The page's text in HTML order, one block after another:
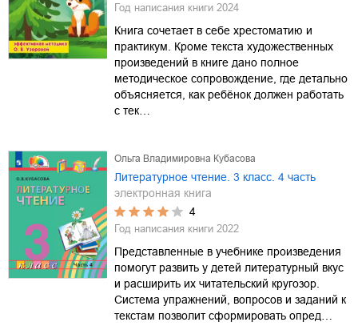
Год написания книги 2024
Книга сочетает в себе хрестоматию и
практикум. Кроме текста художественных
произведений в книге дано полное
методическое сопровождение, где детально
объясняется, как ребёнок должен работать
с тек…
Ольга Владимировна Кубасова
Литературное чтение. 3 класс. 4 часть
электронная книга
4
Год написания книги 2022
Представленные в учебнике произведения
помогут развить у детей литературный вкус
и расширить их читательский кругозор.
Система упражнений, вопросов и заданий к
текстам позволит сформировать опред…